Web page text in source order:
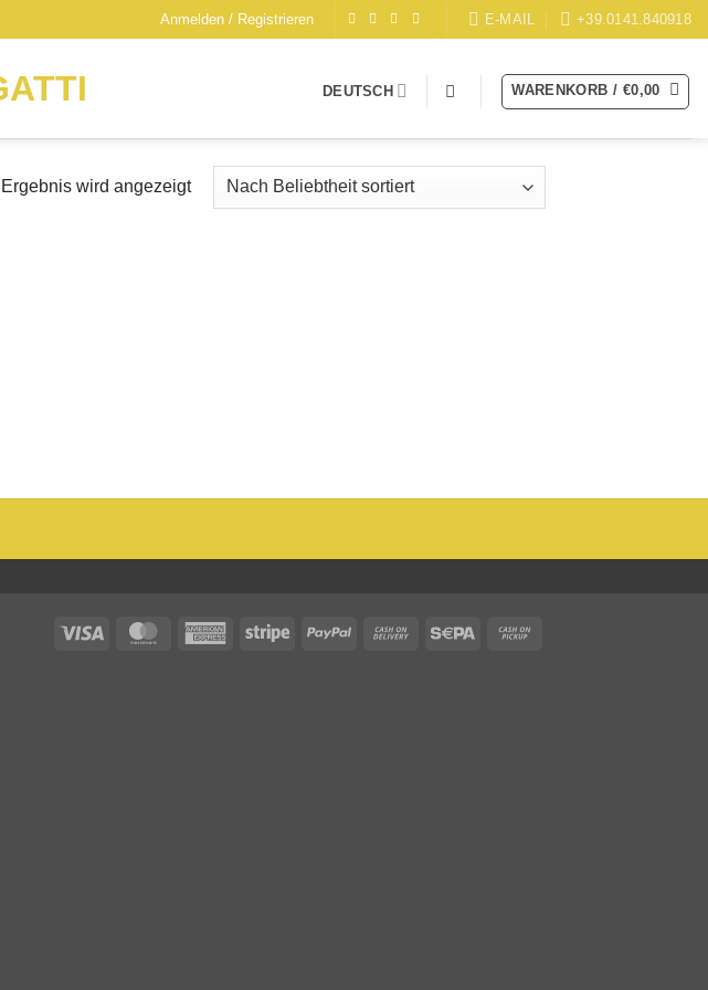
Anmelden / Registrieren E-MAIL +39.0141.840918
DEUTSCH WARENKORB / €0,00
wird angezeigt
Visa MasterCardAmericanStripe PayPal
Cash
Sepa